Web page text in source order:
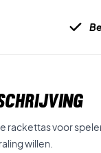
rackettas voor
willen.